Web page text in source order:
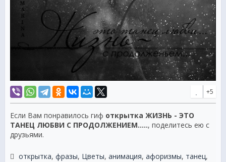
+5
Если Вам понравилось гиф открытка ЖИЗНЬ - ЭТО
ТАНЕЦ ЛЮБВИ С ПРОДОЛЖЕНИЕМ....., поделитесь ею с
друзьями.
открытка, фразы, Цветы, анимация, афоризмы, танец,